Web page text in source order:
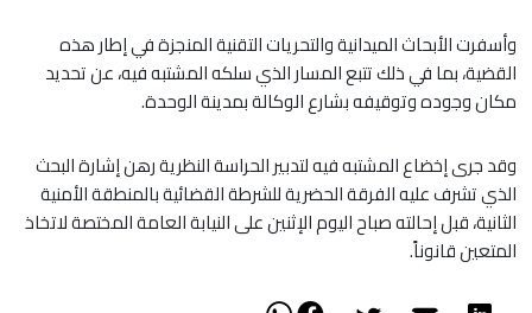
وأسفرت الأبحاث الميدانية والتحريات التقنية المنجزة في إطار هذه
القضية، بما في ذلك تتبع المسار الذي سلكه المشتبه فيه، عن تحديد
مكان وجوده وتوقيفه بشارع الوكالة بمدينة الوحدة.
وقد جرى إخضاع المشتبه فيه لتدبير الحراسة النظرية رهن إشارة البحث
الذي تشرف عليه الفرقة الحضرية للشرطة القضائية بالمنطقة الأمنية
الثانية، قبل إحالته صباح اليوم الإثنين على النيابة العامة المختصة لاتخاذ
المتعين قانوناً.